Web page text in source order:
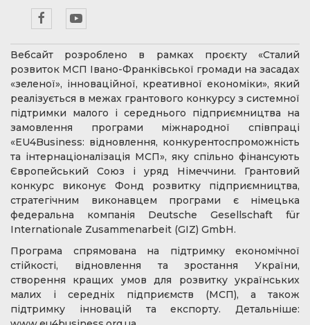
Вебсайт розроблено в рамках проєкту «Сталий
розвиток МСП Івано-Франківської громади на засадах
«зеленої», інноваційної, креативної економіки», який
реалізується в межах грантового конкурсу з системної
підтримки малого і середнього підприємництва на
замовлення програми міжнародної співпраці
«EU4Business: відновлення, конкурентоспроможність
та інтернаціоналізація МСП», яку спільно фінансують
Європейський Союз і уряд Німеччини. Грантовий
конкурс виконує Фонд розвитку підприємництва,
стратегічним виконавцем програми є німецька
федеральна компанія Deutsche Gesellschaft für
Internationale Zusammenarbeit (GIZ) GmbH.
Програма спрямована на підтримку економічної
стійкості, відновлення та зростання України,
створення кращих умов для розвитку українських
малих і середніх підприємств (МСП), а також
підтримку інновацій та експорту. Детальніше: